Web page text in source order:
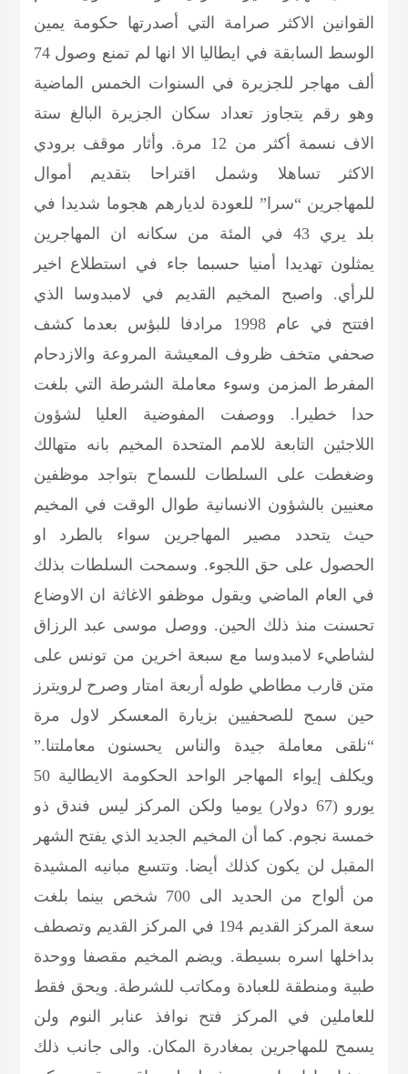
القوانين الاكثر صرامة التي أصدرتها حكومة يمين
الوسط السابقة في ايطاليا الا انها لم تمنع وصول 74
ألف مهاجر للجزيرة في السنوات الخمس الماضية
وهو رقم يتجاوز تعداد سكان الجزيرة البالغ ستة
الاف نسمة أكثر من 12 مرة. وأثار موقف برودي
الاكثر تساهلا وشمل اقتراحا بتقديم أموال
للمهاجرين “سرا” للعودة لديارهم هجوما شديدا في
بلد يري 43 في المئة من سكانه ان المهاجرين
يمثلون تهديدا أمنيا حسبما جاء في استطلاع اخير
للرأي. واصبح المخيم القديم في لامبدوسا الذي
افتتح في عام 1998 مرادفا للبؤس بعدما كشف
صحفي متخف ظروف المعيشة المروعة والازدحام
المفرط المزمن وسوء معاملة الشرطة التي بلغت
حدا خطيرا. ووصفت المفوضية العليا لشؤون
اللاجئين التابعة للامم المتحدة المخيم بانه متهالك
وضغطت على السلطات للسماح بتواجد موظفين
معنيين بالشؤون الانسانية طوال الوقت في المخيم
حيث يتحدد مصير المهاجرين سواء بالطرد او
الحصول على حق اللجوء. وسمحت السلطات بذلك
في العام الماضي ويقول موظفو الاغاثة ان الاوضاع
تحسنت منذ ذلك الحين. ووصل موسى عبد الرزاق
لشاطيء لامبدوسا مع سبعة اخرين من تونس على
متن قارب مطاطي طوله أربعة امتار وصرح لرويترز
حين سمح للصحفيين بزيارة المعسكر لاول مرة
“نلقى معاملة جيدة والناس يحسنون معاملتنا.”
ويكلف إيواء المهاجر الواحد الحكومة الايطالية 50
يورو (67 دولار) يوميا ولكن المركز ليس فندق ذو
خمسة نجوم. كما أن المخيم الجديد الذي يفتح الشهر
المقبل لن يكون كذلك أيضا. وتتسع مبانيه المشيدة
من ألواح من الحديد الى 700 شخص بينما بلغت
سعة المركز القديم 194 في المركز القديم وتصطف
بداخلها اسره بسيطة. ويضم المخيم مقصفا ووحدة
طبية ومنطقة للعبادة ومكاتب للشرطة. ويحق فقط
للعاملين في المركز فتح نوافذ عنابر النوم ولن
يسمح للمهاجرين بمغادرة المكان. والى جانب ذلك